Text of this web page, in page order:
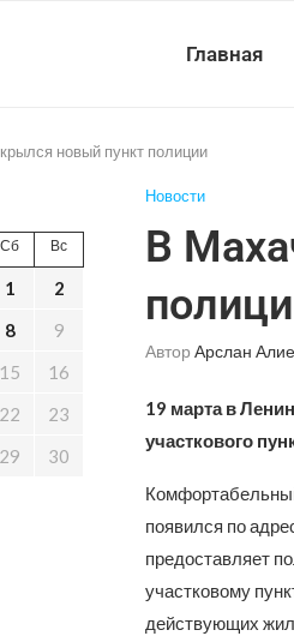
Главная
новый пункт полиции
Новости
В
Автор Арслан
19 марта в
участкового
появился по
предоставляет
участковому
действующих
Сб Вс
1
2
8
9
15
16
22
23
29
30